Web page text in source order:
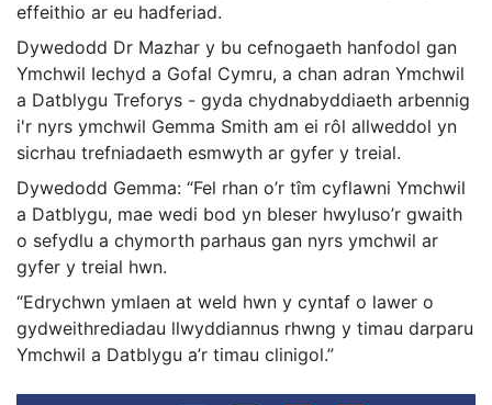
effeithio ar eu hadferiad.
Dywedodd Dr Mazhar y bu cefnogaeth hanfodol gan
Ymchwil Iechyd a Gofal Cymru, a chan adran Ymchwil
a Datblygu Treforys - gyda chydnabyddiaeth arbennig
i'r nyrs ymchwil Gemma Smith am ei rôl allweddol yn
sicrhau trefniadaeth esmwyth ar gyfer y treial.
Dywedodd Gemma: “Fel rhan o’r tîm cyflawni Ymchwil
a Datblygu, mae wedi bod yn bleser hwyluso’r gwaith
o sefydlu a chymorth parhaus gan nyrs ymchwil ar
gyfer y treial hwn.
“Edrychwn ymlaen at weld hwn y cyntaf o lawer o
gydweithrediadau llwyddiannus rhwng y timau darparu
Ymchwil a Datblygu a’r timau clinigol.”